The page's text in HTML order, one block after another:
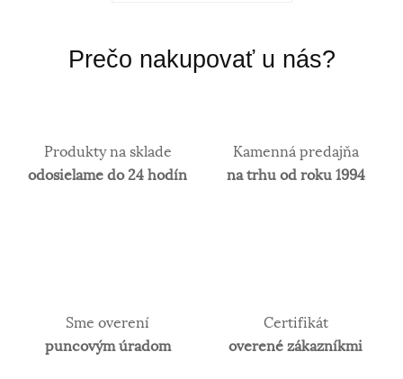
Prečo nakupovať u nás?
Produkty na sklade
odosielame do 24 hodín
Kamenná predajňa
na trhu od roku 1994
Sme overení
puncovým úradom
Certifikát
overené zákazníkmi